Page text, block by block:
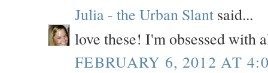
Julia - the Urban Slant said...
love these! I'm obsessed with
FEBRUARY 6, 2012 AT